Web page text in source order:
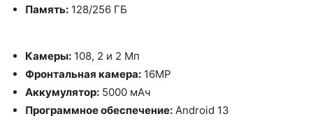
Память: 128/256 ГБ
Камеры: 108, 2 и 2 Мп
Фронтальная камера: 16MP
Аккумулятор: 5000 мАч
Программное обеспечение: Android 13